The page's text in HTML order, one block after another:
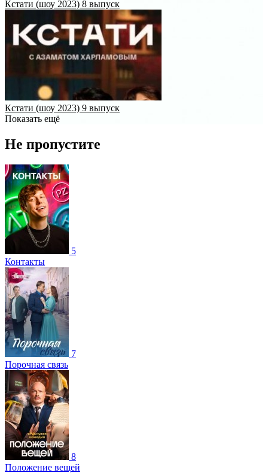
Кстати (шоу 2023) 8 выпуск
Кстати (шоу 2023) 9 выпуск
Показать ещё
Не пропустите
5
Контакты
7
Порочная связь
8
Положение вещей